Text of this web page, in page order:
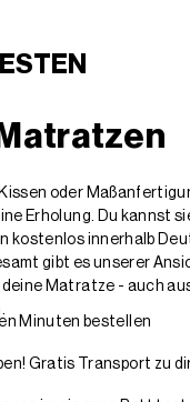
oder
Erholung. Du kannst
kostenlos innerhalb
gibt es unserer
Matratze - auch
Minuten bestellen
Gratis Transport zu